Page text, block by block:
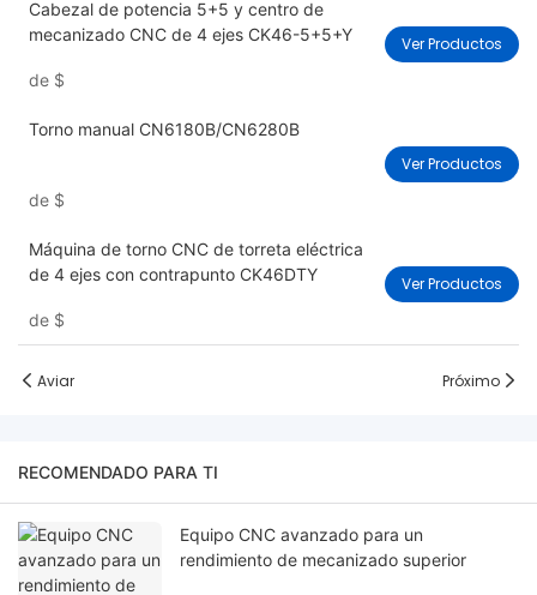
Cabezal de potencia 5+5 y centro de
mecanizado CNC de 4 ejes CK46-5+5+Y
de $
Ver Productos
Torno manual CN6180B/CN6280B
de $
Ver Productos
Máquina de torno CNC de torreta eléctrica
de 4 ejes con contrapunto CK46DTY
de $
Ver Productos
Aviar Próximo
RECOMENDADO PARA TI
Equipo CNC avanzado para un
rendimiento de mecanizado superior